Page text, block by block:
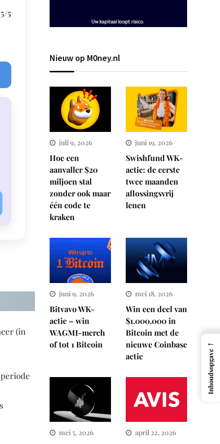
5
(in
Nieuw op M0ney.nl
juli 9, 2026
Hoe een
aanvaller $20
miljoen stal
zonder ook maar
één code te
kraken
juni 19, 2026
Swishfund WK-
actie: de eerste
twee maanden
aflossingsvrij
lenen
juni 9, 2026
Bitvavo WK-
actie – win
WAGMI-merch
of tot 1 Bitcoin
mei 18, 2026
Win een deel van
$1.000.000 in
Bitcoin met de
nieuwe Coinbase
actie
mei 5, 2026 april 22, 2026
←
Inhoudsopgave